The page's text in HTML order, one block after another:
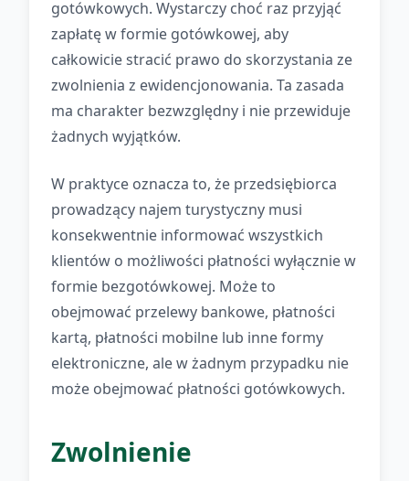
gotówkowych. Wystarczy choć raz przyjąć
zapłatę w formie gotówkowej, aby
całkowicie stracić prawo do skorzystania ze
zwolnienia z ewidencjonowania. Ta zasada
ma charakter bezwzględny i nie przewiduje
żadnych wyjątków.
W praktyce oznacza to, że przedsiębiorca
prowadzący najem turystyczny musi
konsekwentnie informować wszystkich
klientów o możliwości płatności wyłącznie w
formie bezgotówkowej. Może to
obejmować przelewy bankowe, płatności
kartą, płatności mobilne lub inne formy
elektroniczne, ale w żadnym przypadku nie
może obejmować płatności gotówkowych.
Zwolnienie